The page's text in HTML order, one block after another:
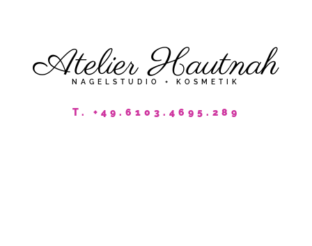
Atelier Hautnah
NAGELSTUDIO + KOSMETIK
T. +49.6103.4695.289